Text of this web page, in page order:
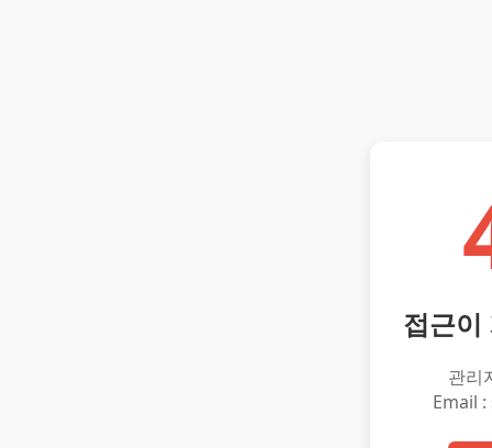
접근이
관리
Email